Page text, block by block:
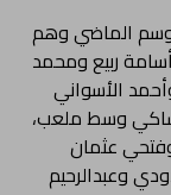
الموسم الماضي وهم
ربيع ومحمد
الأسواني
وسط ملعب،
عثمان
وعبدالرحيم